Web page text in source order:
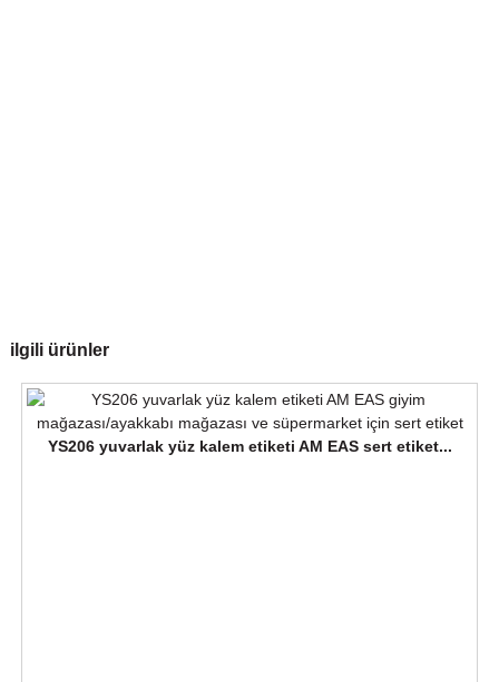
ilgili ürünler
YS206 yuvarlak yüz kalem etiketi AM EAS sert etiket...